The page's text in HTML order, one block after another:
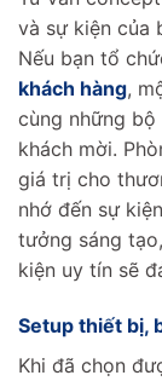
và sự kiện của
Nếu bạn tổ
khách hàng,
cùng những
khách mời.
giá trị cho
nhớ đến sự
tưởng sáng
kiện uy tín sẽ
Setup thiết bị,
Khi đã chọn